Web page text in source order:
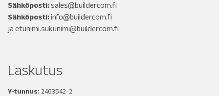
Sähköposti:sales@buildercom.fi
Sähköposti:info@buildercom.fi
ja etunimi.sukunimi@buildercom.fi
Laskutus
Y-tunnus: 2463542-2